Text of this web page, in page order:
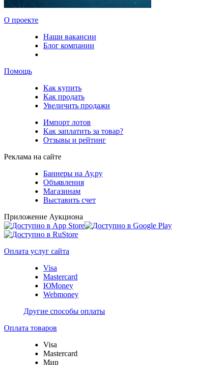
О проекте
Наши вакансии
Блог компании
Помощь
Как купить
Как продать
Увеличить продажи
Импорт лотов
Как заплатить за товар?
Отзывы и рейтинг
Реклама на сайте
Баннеры на Ау.ру
Объявления
Магазинам
Выставить счет
Приложение Аукциона
Оплата услуг сайта
Visa
Mastercard
ЮMoney
Webmoney
Другие способы оплаты
Оплата товаров
Visa
Mastercard
Мир